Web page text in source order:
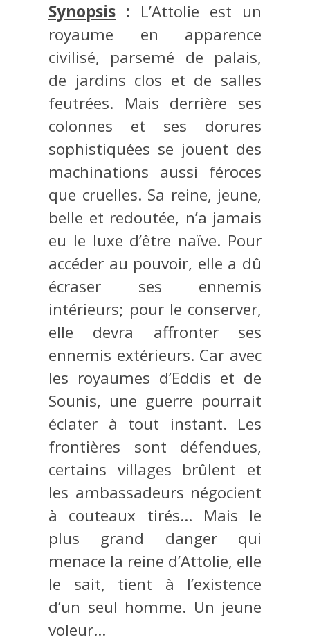
Synopsis : L’Attolie est un
royaume en apparence
civilisé, parsemé de palais,
de jardins clos et de salles
feutrées. Mais derrière ses
colonnes et ses dorures
sophistiquées se jouent des
machinations aussi féroces
que cruelles. Sa reine, jeune,
belle et redoutée, n’a jamais
eu le luxe d’être naïve. Pour
accéder au pouvoir, elle a dû
écraser ses ennemis
intérieurs; pour le conserver,
elle devra affronter ses
ennemis extérieurs. Car avec
les royaumes d’Eddis et de
Sounis, une guerre pourrait
éclater à tout instant. Les
frontières sont défendues,
certains villages brûlent et
les ambassadeurs négocient
à couteaux tirés… Mais le
plus grand danger qui
menace la reine d’Attolie, elle
le sait, tient à l’existence
d’un seul homme. Un jeune
voleur…